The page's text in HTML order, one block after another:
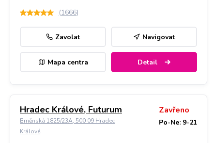
(1666)
Zavolat Navigovat
Mapa centra Detail
Hradec Králové, Futurum
Brněnská 1825/23A, 500 09 Hradec
Králové
Zavřeno
Po-Ne: 9-21